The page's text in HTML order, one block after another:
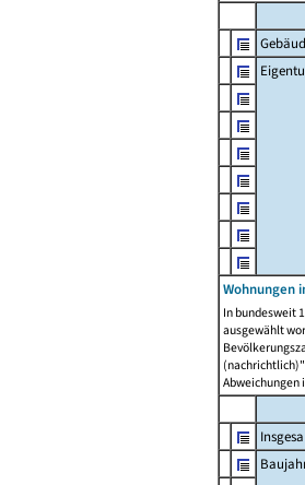
Wohnungen
In bundesweit
ausgewählt
Abweichungen